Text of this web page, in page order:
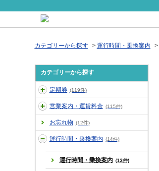
カテゴリーから探す > 運行時間・乗換案内 >
カテゴリーから探す
定期券 (119件)
営業案内・運賃料金 (115件)
お忘れ物 (12件)
運行時間・乗換案内 (14件)
運行時間・乗換案内 (13件)